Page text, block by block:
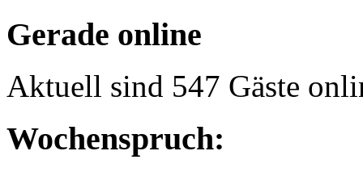
Gerade online
Aktuell sind 547 Gäste
Wochenspruch: